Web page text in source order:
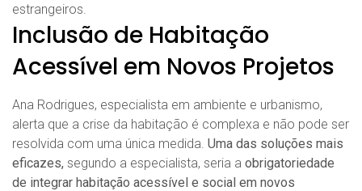
estrangeiros.
Inclusão de Habitação
Acessível em Novos Projetos
Ana Rodrigues, especialista em ambiente e urbanismo,
alerta que a crise da habitação é complexa e não pode ser
resolvida com uma única medida. Uma das soluções mais
eficazes, segundo a especialista, seria a obrigatoriedade
de integrar habitação acessível e social em novos